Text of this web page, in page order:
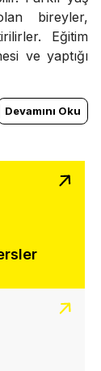
bireyler,
Eğitim
ve yaptığı
Devamını Oku